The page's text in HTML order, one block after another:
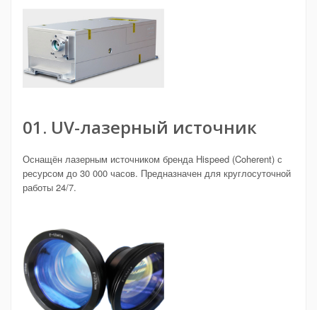
01. UV-лазерный источник
Оснащён лазерным источником бренда Hispeed (Coherent) с
ресурсом до 30 000 часов. Предназначен для круглосуточной
работы 24/7.